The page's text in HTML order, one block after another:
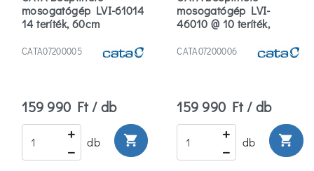
mosogatógép LVI-61014
14 teríték, 60cm
CATA07200005
159 990 Ft / db
db shopping_cart
mosogatógép LVI-
46010 @ 10 teríték,
CATA07200006
159 990 Ft / db
db shopping_cart